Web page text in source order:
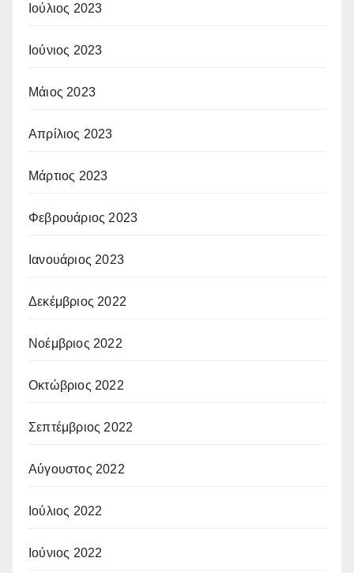
Ιούλιος 2023
Ιούνιος 2023
Μάιος 2023
Απρίλιος 2023
Μάρτιος 2023
Φεβρουάριος 2023
Ιανουάριος 2023
Δεκέμβριος 2022
Νοέμβριος 2022
Οκτώβριος 2022
Σεπτέμβριος 2022
Αύγουστος 2022
Ιούλιος 2022
Ιούνιος 2022